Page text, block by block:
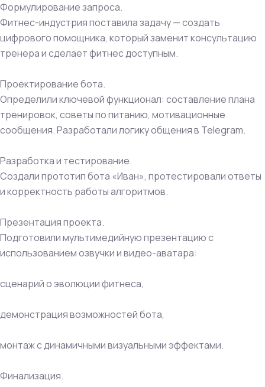
Формулирование запроса.
Фитнес-индустрия поставила задачу — создать
цифрового помощника, который заменит консультацию
тренера и сделает фитнес доступным.
Проектирование бота.
Определили ключевой функционал: составление плана
тренировок, советы по питанию, мотивационные
сообщения. Разработали логику общения в Telegram.
Разработка и тестирование.
Создали прототип бота «Иван», протестировали ответы
и корректность работы алгоритмов.
Презентация проекта.
Подготовили мультимедийную презентацию с
использованием озвучки и видео-аватара:
сценарий о эволюции фитнеса,
демонстрация возможностей бота,
монтаж с динамичными визуальными эффектами.
Финализация.